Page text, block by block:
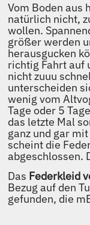
Vom Boden aus
natürlich nicht,
wollen.
größer werden
herausgucken
richtig Fahrt auf
nicht zuuu
unterscheiden
wenig vom
Tage oder 5
das letzte Mal
ganz und gar mit
scheint die
abgeschlossen.
Das Federkleid
Bezug auf den
gefunden, die